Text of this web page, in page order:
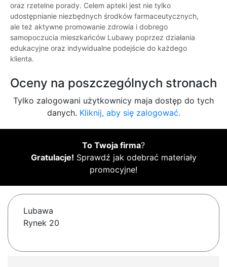
oraz rzetelne porady. Celem apteki jest nie tylko
udostępnianie niezbędnych środków farmaceutycznych,
ale też aktywne promowanie zdrowia i dobrego
samopoczucia mieszkańców Lubawy poprzez działania
edukacyjne oraz indywidualne podejście do każdego
klienta.
Oceny na poszczególnych stronach
Tylko zalogowani użytkownicy maja dostęp do tych
danych. Kliknij, aby się zalogować.
To Twoja firma?
Gratulacje! Sprawdź jak odebrać materiały
promocyjne!
Lubawa
Rynek 20